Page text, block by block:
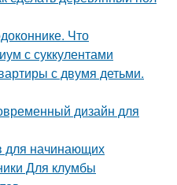
Что
с суккулентами
с двумя детьми.
дизайн для
для начинающих
Для клумбы